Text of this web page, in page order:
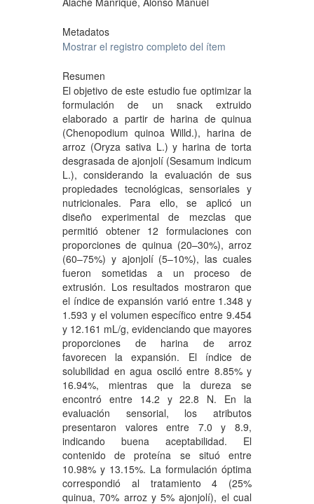
Metadatos
Mostrar el registro completo del ítem
Resumen
El objetivo de este estudio fue optimizar la
formulación de un snack extruido
elaborado a partir de harina de quinua
(Chenopodium quinoa Willd.), harina de
arroz (Oryza sativa L.) y harina de torta
desgrasada de ajonjolí (Sesamum indicum
L.), considerando la evaluación de sus
propiedades tecnológicas, sensoriales y
nutricionales. Para ello, se aplicó un
diseño experimental de mezclas que
permitió obtener 12 formulaciones con
proporciones de quinua (20–30%), arroz
(60–75%) y ajonjolí (5–10%), las cuales
fueron sometidas a un proceso de
extrusión. Los resultados mostraron que
el índice de expansión varió entre 1.348 y
1.593 y el volumen específico entre 9.454
y 12.161 mL/g, evidenciando que mayores
proporciones de harina de arroz
favorecen la expansión. El índice de
solubilidad en agua osciló entre 8.85% y
16.94%, mientras que la dureza se
encontró entre 14.2 y 22.8 N. En la
evaluación sensorial, los atributos
presentaron valores entre 7.0 y 8.9,
indicando buena aceptabilidad. El
contenido de proteína se situó entre
10.98% y 13.15%. La formulación óptima
correspondió al tratamiento 4 (25%
quinua, 70% arroz y 5% ajonjolí), el cual